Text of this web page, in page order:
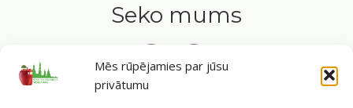
Mēs rūpējamies par jūsu
privātumu
Seko mums